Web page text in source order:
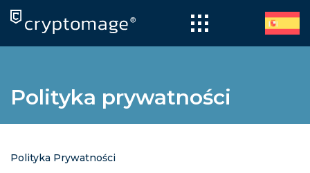
content
Polityka prywatności
Polityka Prywatności